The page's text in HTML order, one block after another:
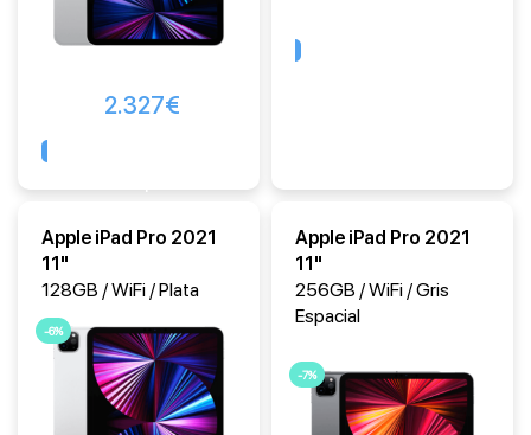
2.327€
Apple iPad Pro 2021
11"
128GB / WiFi / Plata
-6%
Apple iPad Pro 2021
11"
256GB / WiFi / Gris
Espacial
-7%